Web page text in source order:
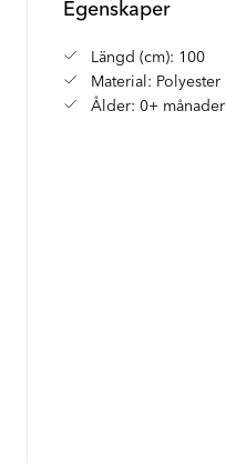
Egenskaper
Längd (cm): 100
Material: Polyester
Ålder: 0+ månader